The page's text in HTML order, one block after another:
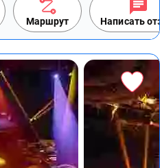
Маршрут Написать